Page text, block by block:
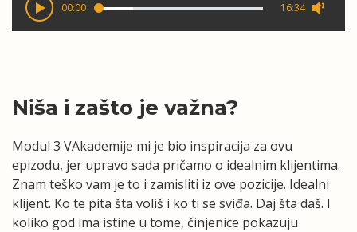
00:00 16:34
Niša i zašto je važna?
Modul 3 VAkademije mi je bio inspiracija za ovu
epizodu, jer upravo sada pričamo o idealnim klijentima.
Znam teško vam je to i zamisliti iz ove pozicije. Idealni
klijent. Ko te pita šta voliš i ko ti se sviđa. Daj šta daš. I
koliko god ima istine u tome, činjenice pokazuju